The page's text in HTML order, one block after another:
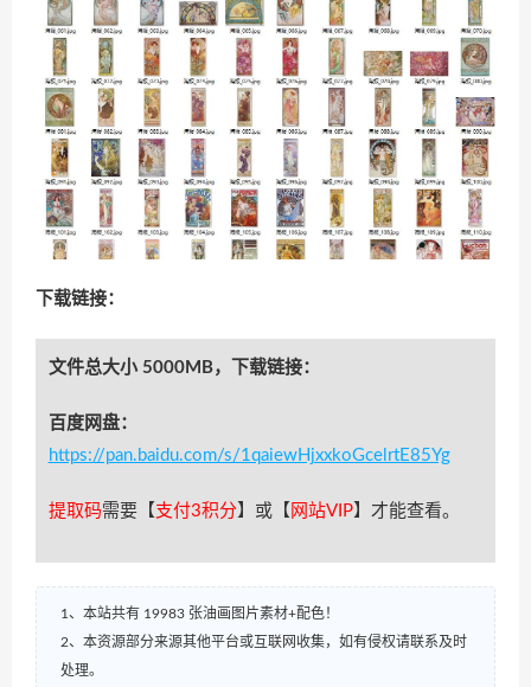
下载链接：
文件总大小 5000MB，下载链接：
百度网盘：
https://pan.baidu.com/s/1qaiewHjxxkoGcelrtE85Yg
提取码需要【 支付3积分】或【 网站VIP】才能查看。
1、本站共有 19983 张油画图片素材+配色！
2、本资源部分来源其他平台或互联网收集，如有侵权请联系及时
处理。